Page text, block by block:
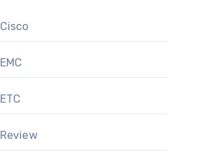
Cisco
EMC
ETC
Review